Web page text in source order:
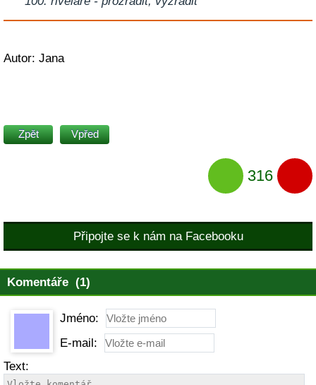
Autor: Jana
Zpět Vpřed
316
Připojte se k nám na Facebooku
Komentáře (1)
Jméno:
E-mail:
Text: